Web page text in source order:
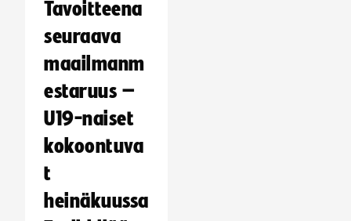
Tavoitteena
seuraava
maailmanm
estaruus –
U19-naiset
kokoontuva
t
heinäkuussa